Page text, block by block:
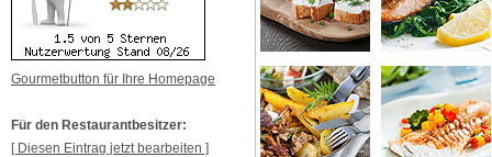
Gourmetbutton für Ihre Homepage
Für den Restaurantbesitzer:
[ Diesen Eintrag jetzt bearbeiten ]